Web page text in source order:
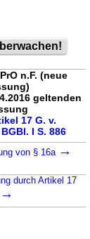
n.F. (neue
geltenden
17 G. v.
I S. 886
von § 16a →
durch Artikel 17
→